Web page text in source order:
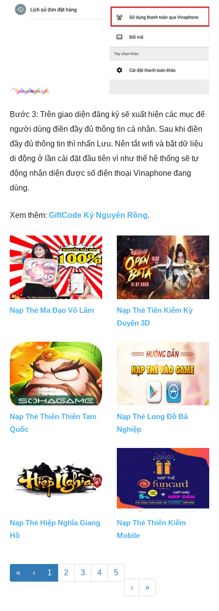
Bước 3: Trên giao diện đăng ký sẽ xuất hiện các mục để
người dùng điền đầy đủ thông tin cá nhân. Sau khi điền
đầy đủ thông tin thì nhấn Lưu. Nên tắt wifi và bật dữ liệu
di động ở lần cài đặt đầu tiên vì như thế hệ thống sẽ tự
động nhận diện được số điện thoại Vinaphone đang
dùng.
Xem thêm: GiftCode Kỷ Nguyên Rồng.
Nạp Thẻ Ma Đạo Võ Lâm
Nạp Thẻ Tiên Kiếm Kỳ
Duyên 3D
Nạp Thẻ Thiên Thiên Tam
Quốc
Nạp Thẻ Long Đồ Bá
Nghiệp
Nạp Thẻ Hiệp Nghĩa Giang
Hồ
Nạp Thẻ Thiên Kiếm
Mobile
« ‹ 1 2 3 4
5
›
»